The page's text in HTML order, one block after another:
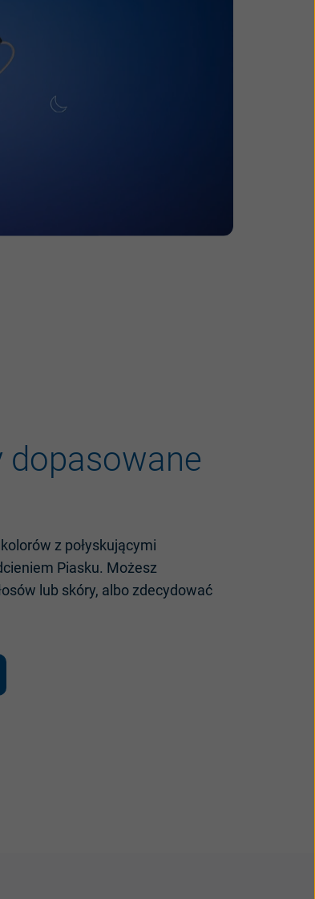
dopasowane
kolorów z połyskującymi
Piasku. Możesz
ów lub skóry, albo zdecydować